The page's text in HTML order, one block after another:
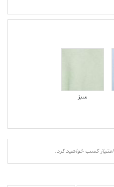
سبز
امتیاز کسب خواهید کرد.